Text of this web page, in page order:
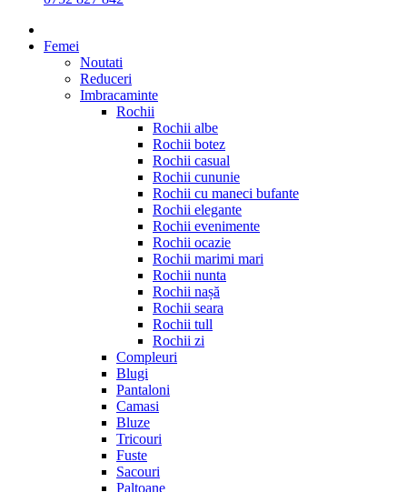
Femei
Noutati
Reduceri
Imbracaminte
Rochii
Rochii albe
Rochii botez
Rochii casual
Rochii cununie
Rochii cu maneci bufante
Rochii elegante
Rochii evenimente
Rochii ocazie
Rochii marimi mari
Rochii nunta
Rochii nașă
Rochii seara
Rochii tull
Rochii zi
Compleuri
Blugi
Pantaloni
Camasi
Bluze
Tricouri
Fuste
Sacouri
Paltoane